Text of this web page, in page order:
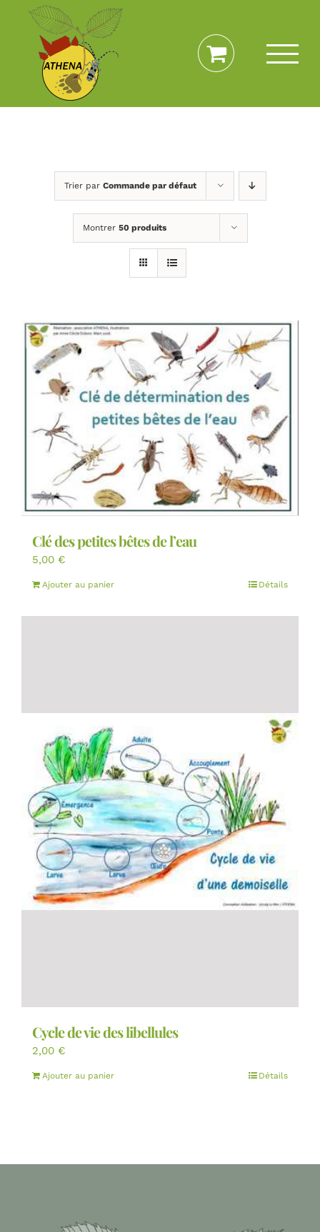
Passer
contenu
Trier par Commande par défaut
Montrer 50 produits
Clé des petites bêtes de l’eau
5,00 €
Ajouter au panier Détails
Cycle de vie des libellules
2,00 €
Ajouter au panier Détails